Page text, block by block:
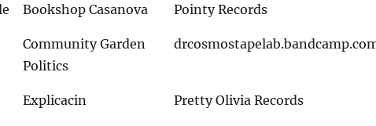
Bookshop Casanova Pointy Records
Community Garden
Politics
Explicacin Pretty Olivia Records